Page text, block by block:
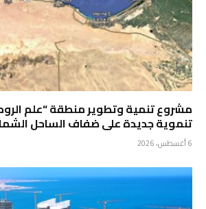
مشروع تنمية وتطوير منطقة “علم
تنموية جديدة على ضفاف الساحل
6 أغسطس، 2026